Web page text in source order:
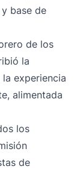
base de
de los
la
experiencia
alimentada
los
de